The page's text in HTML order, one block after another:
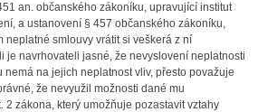
an. občanského zákoníku, upravující institut
a ustanovení § 457 občanského zákoníku,
neplatné smlouvy vrátit si veškerá z ní
je navrhovateli jasné, že nevyslovení neplatnosti
na jejich neplatnost vliv, přesto považuje
že nevyužil možnosti dané mu
2 zákona, který umožňuje pozastavit vztahy